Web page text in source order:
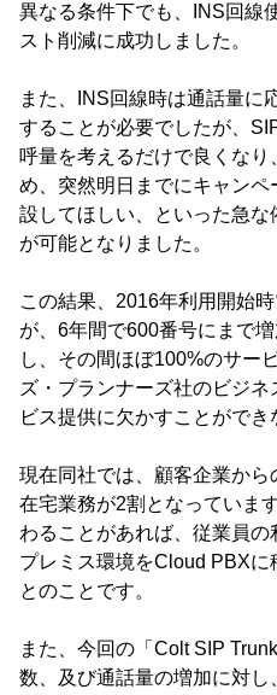
異なる条件下でも、INS回線
スト削減に成功しました。
また、INS回線時は通話量に
することが必要でしたが、
呼量を考えるだけで良くな
め、突然明日までにキャン
設してほしい、といった急
が可能となりました。
この結果、2016年利用開始
が、6年間で600番号にまで
し、その間ほぼ100%のサー
ズ・プランナーズ社のビジ
ビス提供に欠かすことができ
現在同社では、顧客企業から
在宅業務が2割となっていま
わることがあれば、従業員
プレミス環境をCloud PBX
とのことです。
また、今回の「Colt SIP
数、及び通話量の増加に対